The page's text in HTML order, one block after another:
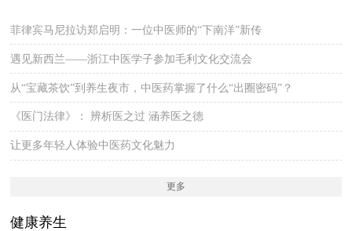
菲律宾马尼拉访郑启明：一位中医师的“下南洋”新传
遇见新西兰——浙江中医学子参加毛利文化交流会
从“宝藏茶饮”到养生夜市，中医药掌握了什么“出圈密码”？
《医门法律》： 辨析医之过 涵养医之德
让更多年轻人体验中医药文化魅力
更多
健康养生